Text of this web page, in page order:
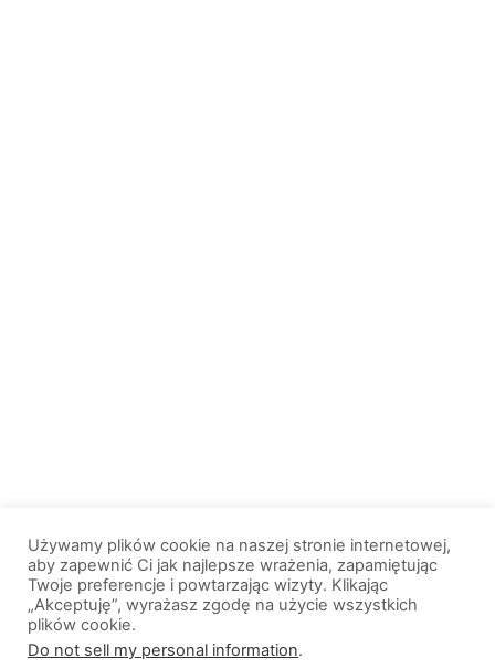
© 2013-2026, All Rights Reserved. Wszelkie prawa zastrzeżone. |
Używamy plików cookie na naszej stronie internetowej,
aby zapewnić Ci jak najlepsze wrażenia, zapamiętując
Twoje preferencje i powtarzając wizyty. Klikając
„Akceptuję”, wyrażasz zgodę na użycie wszystkich
plików cookie.
Do not sell my personal information.